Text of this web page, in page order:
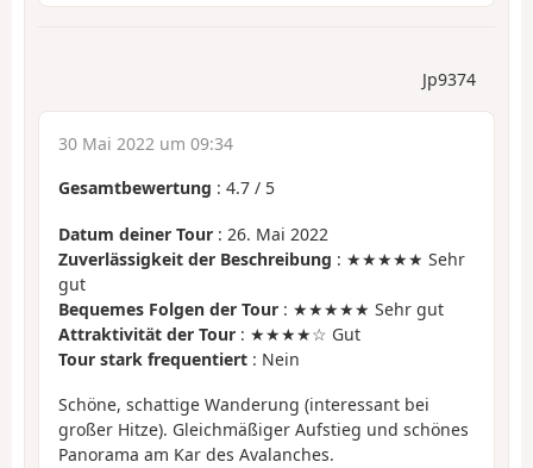
Jp9374
30 Mai 2022 um 09:34
Gesamtbewertung : 4.7 / 5
Datum deiner Tour : 26. Mai 2022
Zuverlässigkeit der Beschreibung : ★★★★★ Sehr
gut
Bequemes Folgen der Tour : ★★★★★ Sehr gut
Attraktivität der Tour : ★★★★☆ Gut
Tour stark frequentiert : Nein
Schöne, schattige Wanderung (interessant bei
großer Hitze). Gleichmäßiger Aufstieg und schönes
Panorama am Kar des Avalanches.